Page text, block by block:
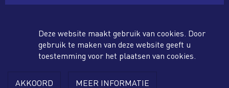
Deze website maakt gebruik van cookies. Door
gebruik te maken van deze website geeft u
toestemming voor het plaatsen van cookies.
AKKOORD MEER INFORMATIE
facebook
twitter